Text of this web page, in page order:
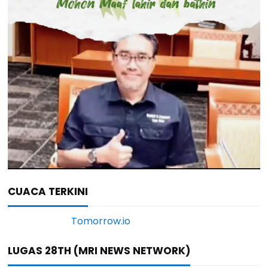
CUACA TERKINI
LUGAS 28TH (MRI NEWS NETWORK)